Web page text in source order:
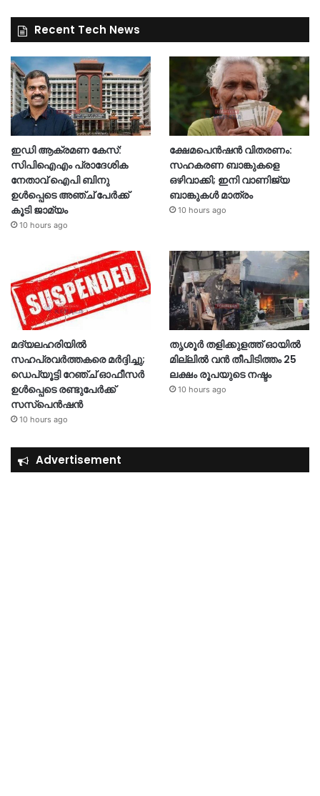
Recent Tech News
ഇഡി ആക്രമണ കേസ്:
സിപിഐഎം പ്രാദേശിക
നേതാവ് ഐപി ബിനു
ഉൾപ്പെടെ അഞ്ച് പേർക്ക്
കൂടി ജാമ്യം
10 hours ago
ക്ഷേമപെൻഷൻ വിതരണം:
സഹകരണ ബാങ്കുകളെ
ഒഴിവാക്കി; ഇനി വാണിജ്യ
ബാങ്കുകൾ മാത്രം
10 hours ago
മദ്യലഹരിയിൽ
സഹപ്രവർത്തകരെ മർദ്ദിച്ചു;
ഡെപ്യൂട്ടി റേഞ്ച് ഓഫീസർ
ഉൾപ്പെടെ രണ്ടുപേർക്ക്
സസ്‌പെൻഷൻ
10 hours ago
തൃശൂര്‍ തളിക്കുളത്ത് ഓയില്‍
മില്ലില്‍ വൻ തീപിടിത്തം 25
ലക്ഷം രൂപയുടെ നഷ്ടം
10 hours ago
Advertisement